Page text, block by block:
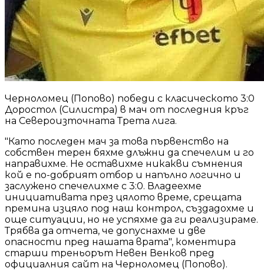
Черноломец (Попово) победи с класическото 3:0
Доростол (Силистра) в мач от последния кръг
на Североизточната Трета лига.
"Като последен мач за това първенство на
собствен терен бяхме длъжни да спечелим и го
направихме. Не оставихме никакви съмнения
кой е по-добрият отбор и напълно логично и
заслужено спечелихме с 3:0. Владеехме
инициативата през цялото време, срещата
премина изцяло под наш контрол, създадохме и
още ситуации, но не успяхме да ги реализираме.
Трябва да отчета, че допуснахме и две
опасности пред нашата врата", коментира
старши треньорът Невен Венков пред
официалния сайт на Черноломец (Попово).